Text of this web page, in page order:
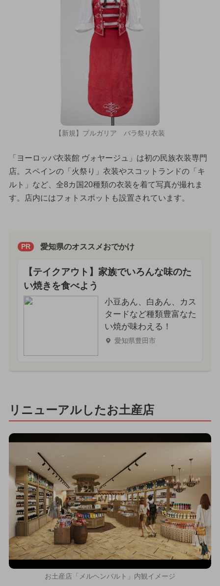
【新規】ブルガリア バラ祭り衣装
「ヨーロッパ衣装館 ヴォヤージュ」は初の民族衣装専門
店。スペインの「火祭り」衣装やスコットランドの「キ
ルト」など、全8カ国20種類の衣装を着て写真が撮れま
す。店内にはフォトスポットも設置されています。
PR 愛知県のオススメおでかけ
【テイクアウト】家族でいろんな味のた
い焼きを食べよう
小豆あん、白あん、カス
タードなど種類豊富なた
い焼が味わえる！
愛知県豊田市
リニューアルしたお土産店
お土産店「メルヘンバルト」内観イメージ